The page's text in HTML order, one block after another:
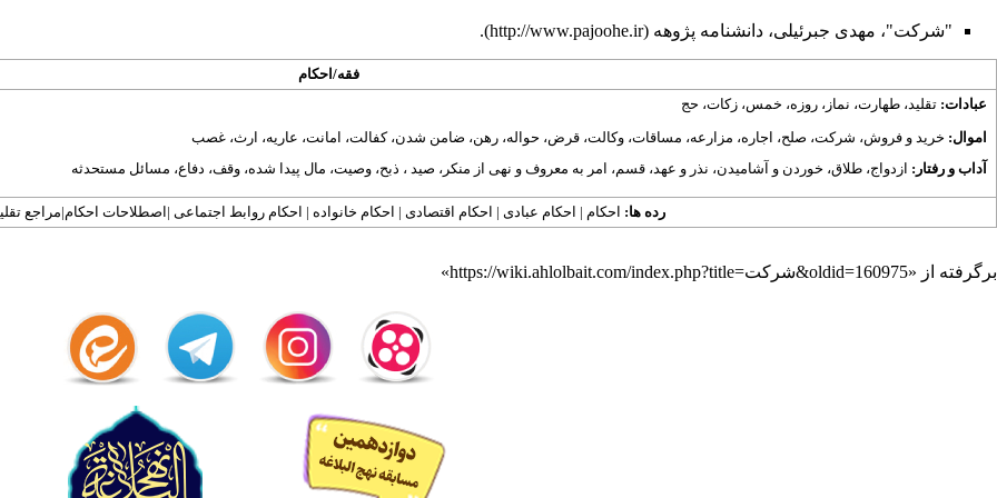
"شرکت"، مهدی جبرئیلی، دانشنامه پژوهه .
فقه/ احکام
عبادات: تقلید، طهارت، نماز ، روزه، خمس، زکات، حج
اموال: خرید و فروش، شرکت، صلح، اجاره، مزارعه، مساقات، وکالت، قرض، حواله، رهن، ضامن شدن،کفالت، امانت، عاریه، ارث، غصب
آداب و رفتار: ازدواج، طلاق، خوردن و آشامیدن، نذر و عهد ، قسم ، امر به معروف و نهی از منکر ، صید ، ذبح، وصیت، مال پیدا شده، وقف، دفاع، مسائل مستحدثه
رده ها: احکام | احکام عبادی | احکام اقتصادی | احکام خانواده | احکام روابط اجتماعی | اصطلاحات احکام|مراجع
برگرفته از «https://wiki.ahlolbait.com/index.php?title=شرکت&oldid=160975 »